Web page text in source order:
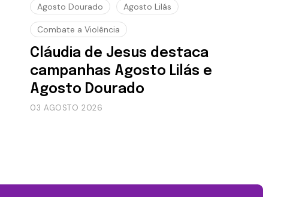
Agosto Dourado Agosto Lilás
Combate a Violência
Cláudia de Jesus destaca
campanhas Agosto Lilás e
Agosto Dourado
03 AGOSTO 2026